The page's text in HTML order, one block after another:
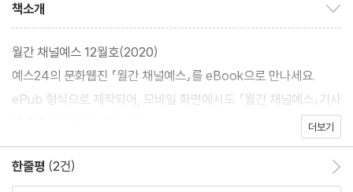
책소개
월간 채널예스 12월호(2020)
예스24의 문화웹진 『월간 채널예스』를 eBook으로 만나세요.
ePub 형식으로 제작되어, 모바일 화면에서도 『월간 채널예스』기사
더보기
한줄평 (2건)